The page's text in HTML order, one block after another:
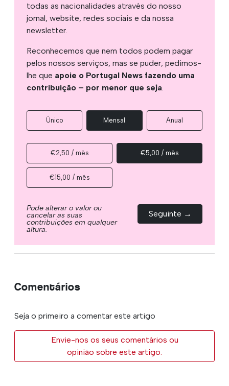
todas as nacionalidades através do nosso
jornal, website, redes sociais e da nossa
newsletter.
Reconhecemos que nem todos podem pagar
pelos nossos serviços, mas se puder, pedimos-
lhe que apoie o Portugal News fazendo uma
contribuição – por menor que seja.
Único Mensal Anual
€2,50 / mês €5,00 / mês
€15,00 / mês
Pode alterar o valor ou
cancelar as suas
contribuições em qualquer
altura.
Seguinte →
Comentários
Seja o primeiro a comentar este artigo
Envie-nos os seus comentários ou
opinião sobre este artigo.